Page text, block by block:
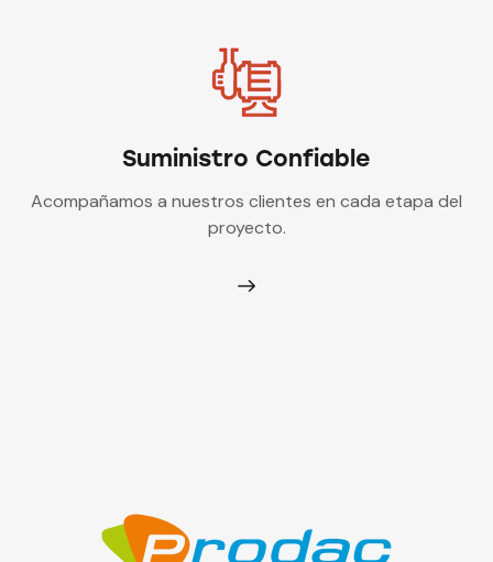
Suministro Confiable
Acompañamos a nuestros clientes en cada etapa del
proyecto.